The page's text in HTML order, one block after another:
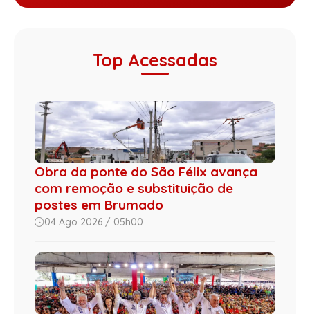
Top Acessadas
Obra da ponte do São Félix avança
com remoção e substituição de
postes em Brumado
04 Ago 2026 / 05h00